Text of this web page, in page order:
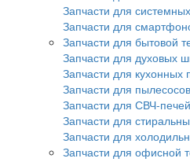
Запчасти для
Запчасти для
Запчасти для бытовой
Запчасти для духовых
Запчасти для кухонных
Запчасти для пылесосов
Запчасти для СВЧ-печей
Запчасти для
Запчасти для
Запчасти для офисной